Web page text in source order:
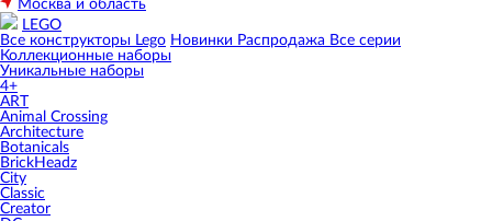
Москва и область
LEGO
Все конструкторы Lego Новинки Распродажа Все серии
Коллекционные наборы
Уникальные наборы
4+
ART
Animal Crossing
Architecture
Botanicals
BrickHeadz
City
Classic
Creator